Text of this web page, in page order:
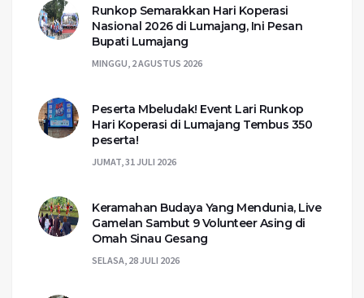
Runkop Semarakkan Hari Koperasi
Nasional 2026 di Lumajang, Ini Pesan
Bupati Lumajang
MINGGU, 2 AGUSTUS 2026
Peserta Mbeludak! Event Lari Runkop
Hari Koperasi di Lumajang Tembus 350
peserta!
JUMAT, 31 JULI 2026
Keramahan Budaya Yang Mendunia, Live
Gamelan Sambut 9 Volunteer Asing di
Omah Sinau Gesang
SELASA, 28 JULI 2026